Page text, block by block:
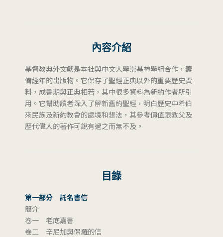
內容介紹
基督教典外文獻是本社與中文大學崇基神學組合作，籌
備經年的出版物。它保存了聖經正典以外的重要歷史資
料，成書期與正典相若，其中很多資料為新約作者所引
用。它幫助讀者深入了解新舊約聖經，明白歷史中希伯
來民族及新約教會的處境和想法，其參考價值跟教父及
歷代偉人的著作可說有過之而無不及。
目錄
第一部分 託名書信
簡介
卷一 老底嘉書
卷二 辛尼加與保羅的信